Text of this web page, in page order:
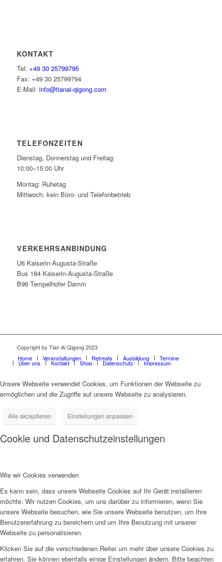
KONTAKT
Tel: +49 30 25799795
Fax: +49 30 25799794
E-Mail: info@tianai-qigong.com
TELEFONZEITEN
Dienstag, Donnerstag und Freitag:
10:00–15:00 Uhr
Montag: Ruhetag
Mittwoch: kein Büro- und Telefonbetrieb
VERKEHRSANBINDUNG
U6 Kaiserin-Augusta-Straße
Bus 184 Kaiserin-Augusta-Straße
B96 Tempelhofer Damm
Copyright by Tian Ai Qigong 2023
Home
Veranstaltungen Retreats Ausbildung Termine
Über uns Kontakt Shop Datenschutz Impressum
Unsere Webseite verwendet Cookies, um Funktionen der Webseite zu
ermöglichen und die Zugriffe auf unsere Webseite zu analysieren.
Alle akzeptieren Einstellungen anpassen
Cookie und Datenschutzeinstellungen
Wie wir Cookies verwenden
Es kann sein, dass unsere Webseite Cookies auf Ihr Gerät installieren
möchte. Wir nutzen Cookies, um uns darüber zu informieren, wenn Sie
unsere Webseite besuchen, wie Sie unsere Webseite benutzen, um Ihre
Benutzererfahrung zu bereichern und um Ihre Benutzung mit unserer
Webseite zu personalisieren.
Klicken Sie auf die verschiedenen Reiter um mehr über unsere Cookies zu
erfahren. Sie können ebenfalls einige Einstellungen ändern. Bitte beachten